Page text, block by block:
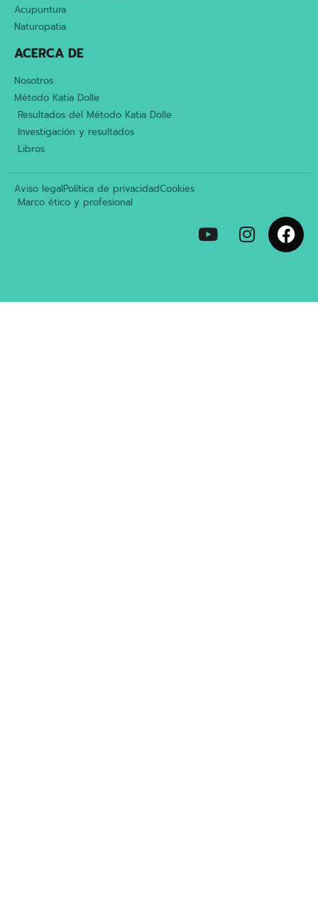
Acupuntura
Naturopatia
ACERCA DE
Nosotros
Método Katia Dolle
Resultados del Método Katia Dolle
Investigación y resultados
Libros
Aviso legalPolítica de privacidadCookies
Marco ético y profesional